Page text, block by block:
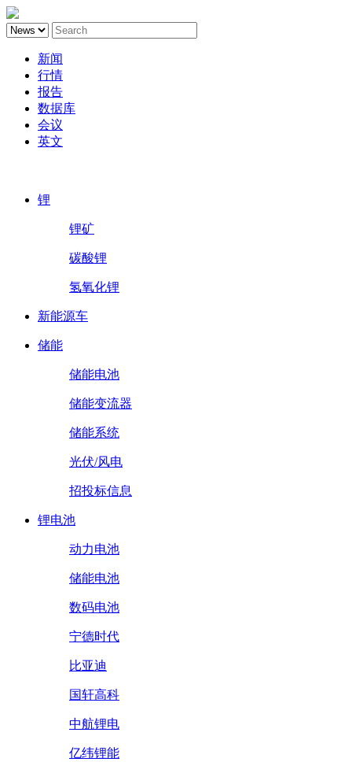
新闻
行情
报告
数据库
会议
英文
锂
锂矿
碳酸锂
氢氧化锂
新能源车
储能
储能电池
储能变流器
储能系统
光伏/风电
招投标信息
锂电池
动力电池
储能电池
数码电池
宁德时代
比亚迪
国轩高科
中航锂电
亿纬锂能